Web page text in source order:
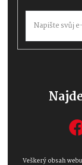
Veškerý obsah